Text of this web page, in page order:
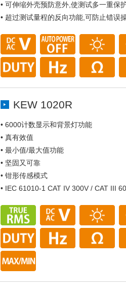
• 可伸缩外壳预防意外,使测试多一重保
• 超过测试量程的反向功能,可防止错误
KEW 1020R
• 6000计数显示和背景灯功能
• 真有效值
• 最小值/最大值功能
• 坚固又可靠
• 钳形传感模式
• IEC 61010-1 CAT IV 300V / CAT III